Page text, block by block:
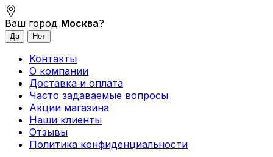
Ваш город Москва?
Контакты
О компании
Доставка и оплата
Часто задаваемые вопросы
Акции магазина
Наши клиенты
Отзывы
Политика конфиденциальности